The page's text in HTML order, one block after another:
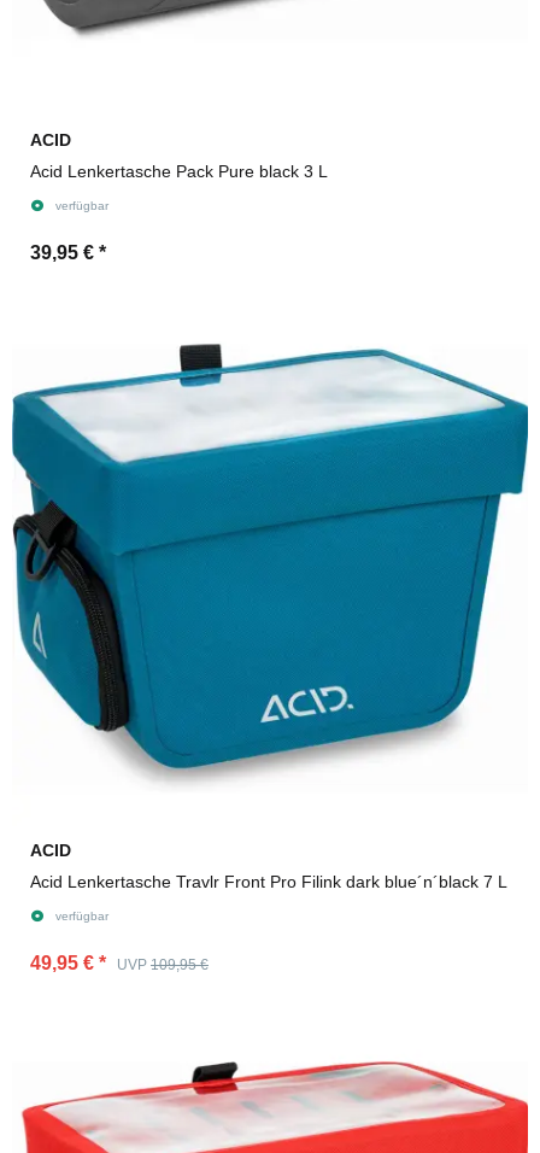
ACID
Acid Lenkertasche Pack Pure black 3 L
verfügbar
39,95 € *
ACID
Acid Lenkertasche Travlr Front Pro Filink dark blue´n´black 7 L
verfügbar
49,95 € * UVP 109,95 €